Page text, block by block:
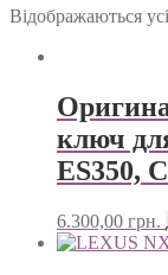
Відображаються усі
ключ
ES350,
6.300,00 грн.